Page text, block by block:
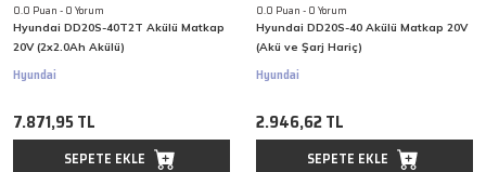
0.0 Puan - 0 Yorum
Hyundai DD20S-40T2T Akülü Matkap
20V (2x2.0Ah Akülü)
Hyundai
7.871,95 TL
SEPETE EKLE
0.0 Puan - 0 Yorum
Hyundai DD20S-40 Akülü Matkap 20V
(Akü ve Şarj Hariç)
Hyundai
2.946,62 TL
SEPETE EKLE